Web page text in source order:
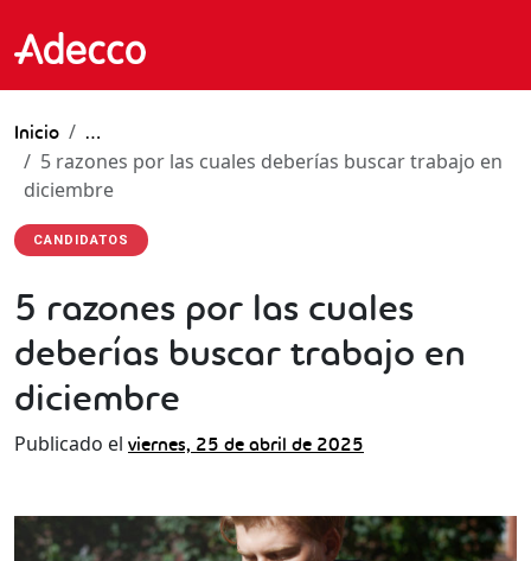
Inicio …
5 razones por las cuales deberías buscar trabajo en
diciembre
CANDIDATOS
5 razones por las cuales
deberías buscar trabajo en
diciembre
Publicado el viernes, 25 de abril de 2025